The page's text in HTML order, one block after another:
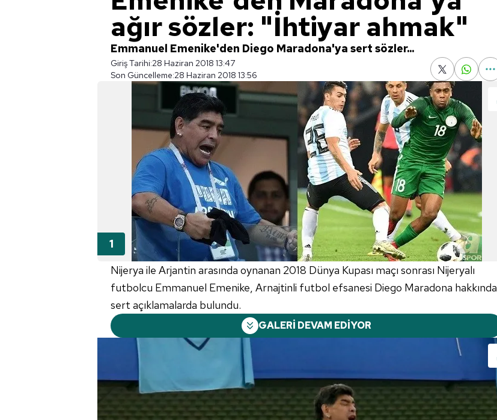
ağır sözler: "İhtiyar ahmak"
Emmanuel Emenike'den Diego Maradona'ya sert sözler...
Giriş Tarihi:28 Haziran 2018 13:47
Son Güncelleme:28 Haziran 2018 13:56
Nijerya ile Arjantin arasında oynanan 2018 Dünya Kupası maçı sonrası Nijeryalı
futbolcu Emmanuel Emenike, Arnajtinli futbol efsanesi Diego Maradona hakkında
sert açıklamalarda bulundu.
GALERİ DEVAM EDİYOR